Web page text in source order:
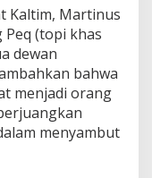
Kaltim, Martinus
(topi khas
dewan
bahwa
menjadi orang
menyambut